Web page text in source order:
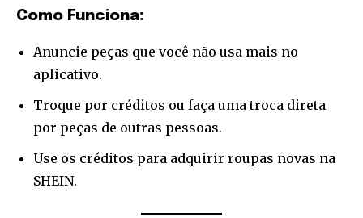
Como Funciona:
Anuncie peças que você não usa mais no
aplicativo.
Troque por créditos ou faça uma troca direta
por peças de outras pessoas.
Use os créditos para adquirir roupas novas na
SHEIN.